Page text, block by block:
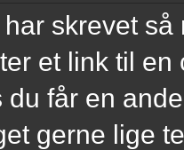
skrevet
et link til en
du får en
gerne lige